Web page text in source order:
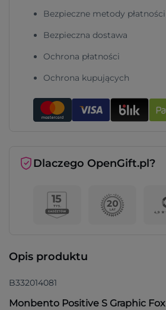
Bezpieczne metody płatności
Bezpieczna dostawa
Ochrona płatności
Ochrona kupujących
Dlaczego OpenGift.pl?
Opis produktu
B332014081
Monbento Positive S Graphic Fox